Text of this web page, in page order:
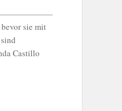
sie mit
Castillo